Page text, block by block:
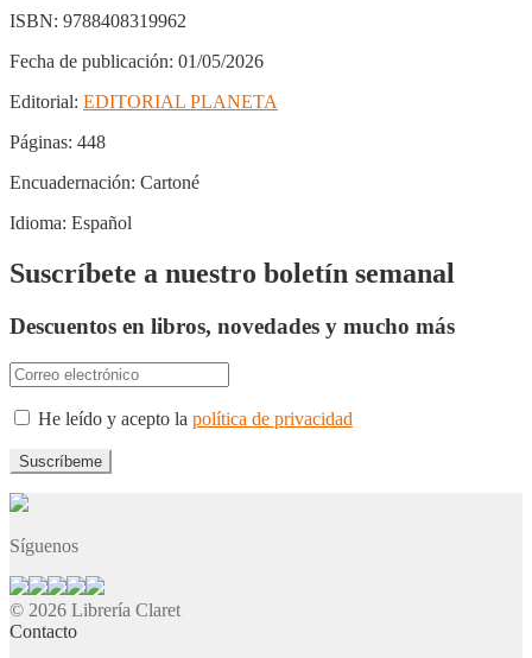
ISBN: 9788408319962
Fecha de publicación: 01/05/2026
Editorial: EDITORIAL PLANETA
Páginas: 448
Encuadernación: Cartoné
Idioma: Español
Suscríbete a nuestro boletín semanal
Descuentos en libros, novedades y mucho más
He leído y acepto la política de privacidad
Síguenos
© 2026 Librería Claret
Contacto